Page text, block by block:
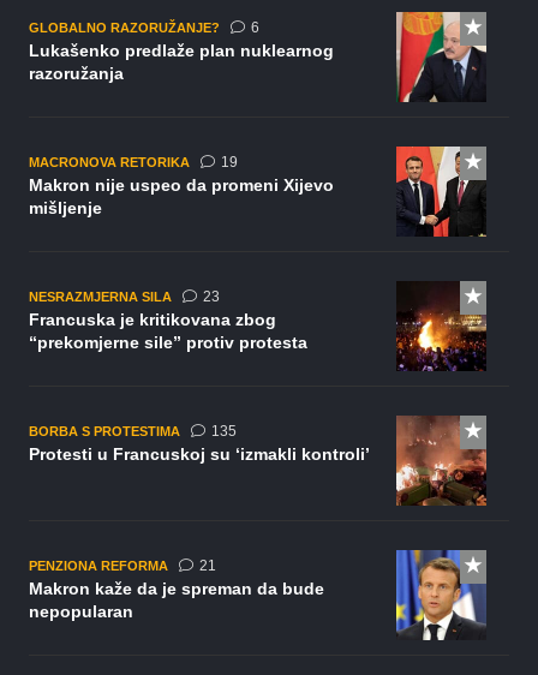
GLOBALNO RAZORUŽANJE? 6komentara
Lukašenko predlaže plan nuklearnog
razoružanja
MACRONOVA RETORIKA 19komentara
Makron nije uspeo da promeni Xijevo
mišljenje
NESRAZMJERNA SILA 23komentara
Francuska je kritikovana zbog
“prekomjerne sile” protiv protesta
BORBA S PROTESTIMA 135komentara
Protesti u Francuskoj su ‘izmakli kontroli’
PENZIONA REFORMA 21
Makron kaže da je spreman da bude
nepopularan